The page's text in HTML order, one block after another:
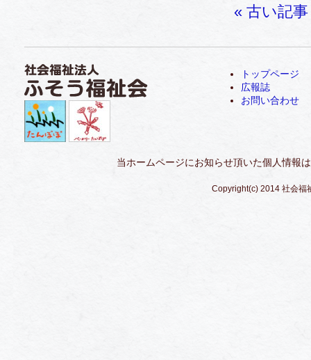
« 古い記事
トップページ
広報誌
お問い合わせ
当ホームページにお知らせ頂いた個人情報
Copyright(c) 2014 社会